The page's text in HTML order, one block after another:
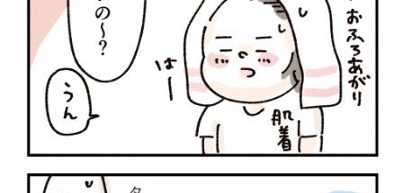
「こそだてまっぷ」とは
サイトのご利⽤にあたって
個⼈情報について